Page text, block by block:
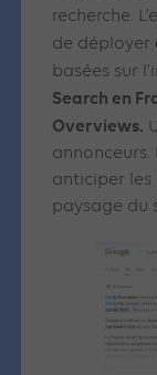
recherche.
de déployer
basées sur
Search en
Overviews.
anticiper les
paysage du